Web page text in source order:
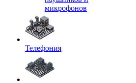
микрофонов
Телефония